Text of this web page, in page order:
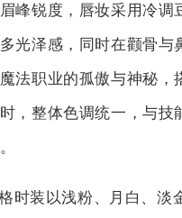
峰锐度，唇妆采用冷调
光泽感，同时在颧骨与
法职业的孤傲与神秘，
，整体色调统一，与技
时装以浅粉、月白、淡